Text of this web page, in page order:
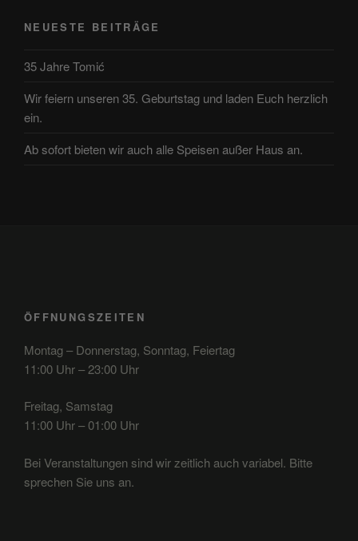
NEUESTE BEITRÄGE
35 Jahre Tomić
Wir feiern unseren 35. Geburtstag und laden Euch herzlich
ein.
Ab sofort bieten wir auch alle Speisen außer Haus an.
ÖFFNUNGSZEITEN
Montag – Donnerstag, Sonntag, Feiertag
11:00 Uhr – 23:00 Uhr
Freitag, Samstag
11:00 Uhr – 01:00 Uhr
Bei Veranstaltungen sind wir zeitlich auch variabel. Bitte
sprechen Sie uns an.